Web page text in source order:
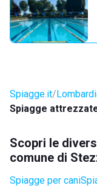
Spiagge.it
Spiagge
Scopri le
comune di
Spiagge per cani